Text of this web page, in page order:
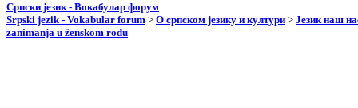
Српски језик - Вокабулар форум
Srpski jezik - Vokabular forum > О српском језику и култури > Језик наш
zanimanja u ženskom rodu